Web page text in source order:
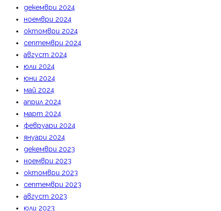
декември 2024
ноември 2024
октомври 2024
септември 2024
август 2024
юли 2024
юни 2024
май 2024
април 2024
март 2024
февруари 2024
януари 2024
декември 2023
ноември 2023
октомври 2023
септември 2023
август 2023
юли 2023